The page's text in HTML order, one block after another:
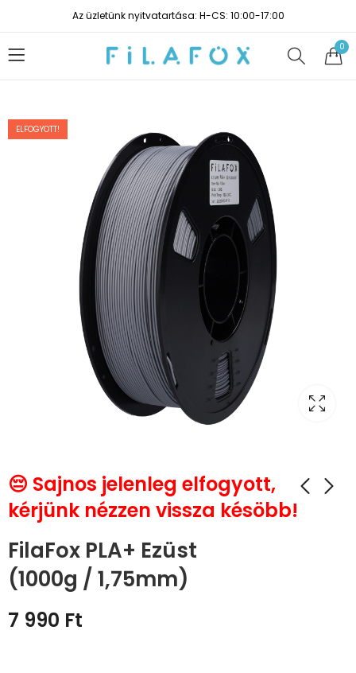
Az üzletünk nyitvatartása: H-CS: 10:00-17:00
0
ELFOGYOTT!
😔 Sajnos jelenleg elfogyott,
kérjünk nézzen vissza késöbb!
FilaFox PLA+ Ezüst
(1000g / 1,75mm)
7 990 Ft